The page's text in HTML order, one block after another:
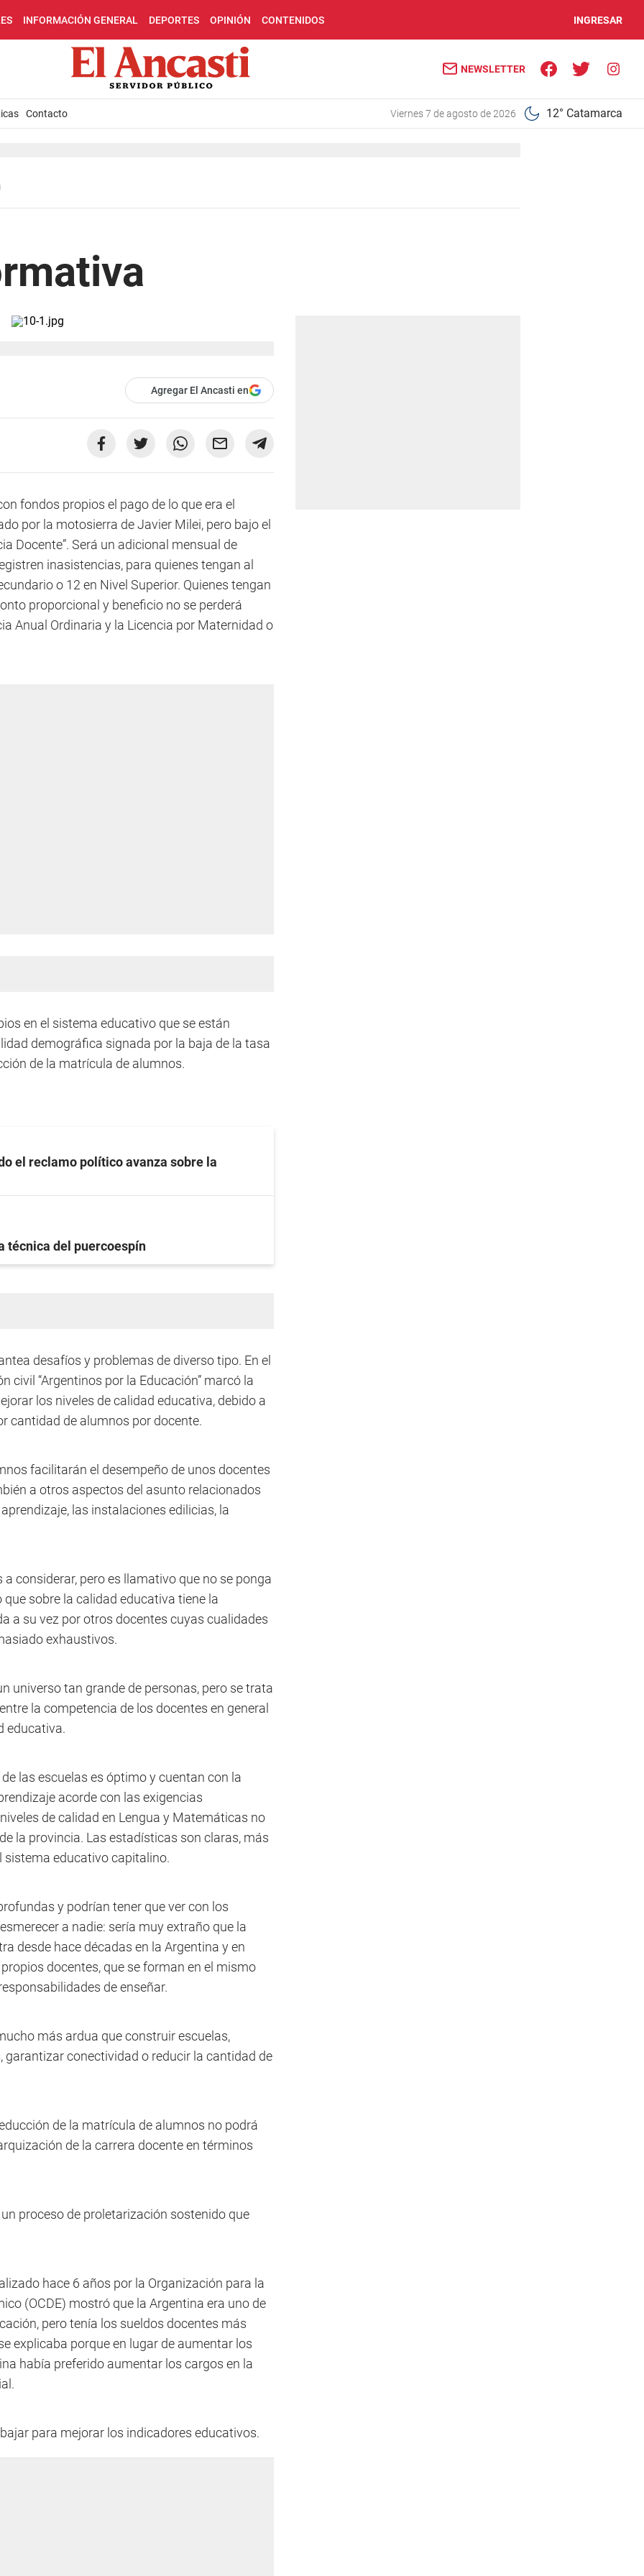
INFORMACIÓN GENERAL DEPORTES OPINIÓN CONTENIDOS INGRESAR
NEWSLETTER
Contacto viernes 7 de agosto de 2026 12° Catamarca
Agregar El Ancasti en
fondos propios el pago de lo que era el
por la motosierra de Javier Milei, pero bajo el
Docente”. Será un adicional mensual de
inasistencias, para quienes tengan al
o 12 en Nivel Superior. Quienes tengan
proporcional y beneficio no se perderá
Anual Ordinaria y la Licencia por Maternidad o
en el sistema educativo que se están
demográfica signada por la baja de la tasa
de la matrícula de alumnos.
el reclamo político avanza sobre la
técnica del puercoespín
desafíos y problemas de diverso tipo. En el
civil “Argentinos por la Educación” marcó la
los niveles de calidad educativa, debido a
cantidad de alumnos por docente.
facilitarán el desempeño de unos docentes
a otros aspectos del asunto relacionados
las instalaciones edilicias, la
considerar, pero es llamativo que no se ponga
sobre la calidad educativa tiene la
a su vez por otros docentes cuyas cualidades
exhaustivos.
universo tan grande de personas, pero se trata
la competencia de los docentes en general
educativa.
las escuelas es óptimo y cuentan con la
acorde con las exigencias
de calidad en Lengua y Matemáticas no
la provincia. Las estadísticas son claras, más
sistema educativo capitalino.
y podrían tener que ver con los
a nadie: sería muy extraño que la
desde hace décadas en la Argentina y en
docentes, que se forman en el mismo
de enseñar.
más ardua que construir escuelas,
conectividad o reducir la cantidad de
de la matrícula de alumnos no podrá
de la carrera docente en términos
proceso de proletarización sostenido que
hace 6 años por la Organización para la
(OCDE) mostró que la Argentina era uno de
pero tenía los sueldos docentes más
explicaba porque en lugar de aumentar los
había preferido aumentar los cargos en la
para mejorar los indicadores educativos.